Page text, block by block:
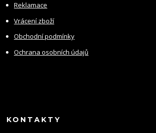
Reklamace
Vrácení zboží
Obchodní podmínky
Ochrana osobních údajů
KONTAKTY